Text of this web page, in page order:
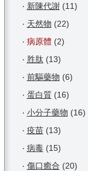
‧ 新陳代謝(11)
‧ 天然物 (22)
‧ 病原體 (2)
‧ 胜肽(13)
‧ 前驅藥物 (6)
‧ 蛋白質(16)
‧ 小分子藥物 (16)
‧ 疫苗(13)
‧ 病毒(15)
‧ 傷口癒合 (20)